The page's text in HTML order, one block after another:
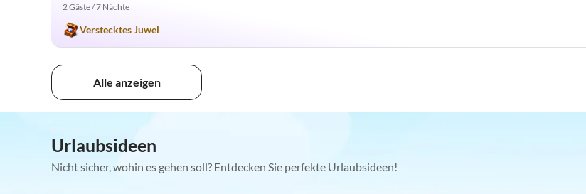
2 Gäste / 7 Nächte
Verstecktes Juwel
Alle anzeigen
Urlaubsideen
Nicht sicher, wohin es gehen soll? Entdecken Sie perfekte Urlaubsideen!